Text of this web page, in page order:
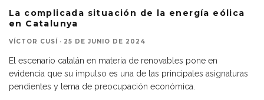
La complicada situación de la energía eólica
en Catalunya
VÍCTOR CUSÍ · 25 DE JUNIO DE 2024
El escenario catalán en materia de renovables pone en
evidencia que su impulso es una de las principales asignaturas
pendientes y tema de preocupación económica.